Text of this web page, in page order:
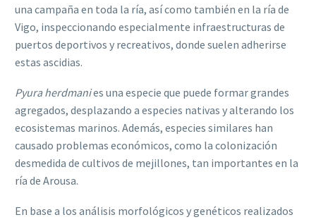
una campaña en toda la ría, así como también en la ría de
Vigo, inspeccionando especialmente infraestructuras de
puertos deportivos y recreativos, donde suelen adherirse
estas ascidias.
Pyura herdmanies una especie que puede formar grandes
agregados, desplazando a especies nativas y alterando los
ecosistemas marinos. Además, especies similares han
causado problemas económicos, como la colonización
desmedida de cultivos de mejillones, tan importantes en la
ría de Arousa.
En base a los análisis morfológicos y genéticos realizados